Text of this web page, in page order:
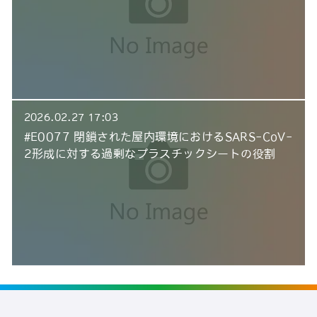
2026.02.27 17:03
#E0077 閉鎖された屋内環境におけるSARS-CoV-
2形成に対する過剰なプラスチックシートの役割